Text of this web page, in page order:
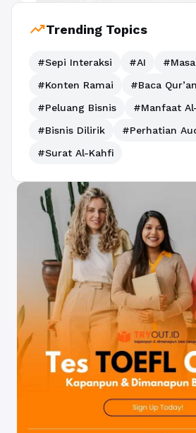
trending_upTrending Topics
#Sepi Interaksi #AI
#Konten Ramai
#Baca Qur’an
#Peluang Bisnis
#Manfaat
#Bisnis Dilirik
#Perhatian
#Surat Al-Kahfi